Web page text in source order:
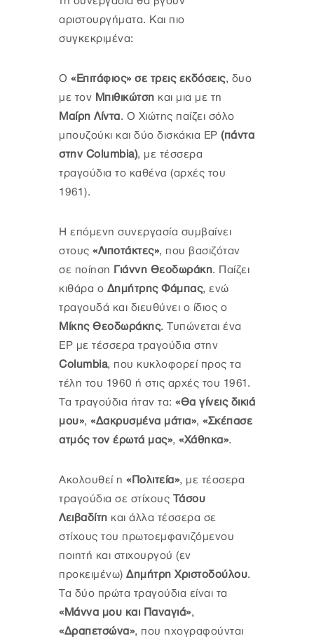
αριστουργήματα. Και πιο
συγκεκριμένα:
Ο «Επιτάφιος» σε τρεις εκδόσεις, δυο
με τον Μπιθικώτση και μια με τη
Μαίρη Λίντα. Ο Χιώτης παίζει σόλο
μπουζούκι και δύο δισκάκια EP (πάντα
στην Columbia), με τέσσερα
τραγούδια το καθένα (αρχές του
1961).
Η επόμενη συνεργασία συμβαίνει
στους «Λιποτάκτες», που βασιζόταν
σε ποίηση Γιάννη Θεοδωράκη. Παίζει
κιθάρα ο Δημήτρης Φάμπας, ενώ
τραγουδά και διευθύνει ο ίδιος ο
Μίκης Θεοδωράκης. Τυπώνεται ένα
EP με τέσσερα τραγούδια στην
Columbia, που κυκλοφορεί προς τα
τέλη του 1960 ή στις αρχές του 1961.
Τα τραγούδια ήταν τα: «Θα γίνεις δικιά
μου», «Δακρυσμένα μάτια», «Σκέπασε
ατμός τον έρωτά μας», «Χάθηκα».
Ακολουθεί η «Πολιτεία», με τέσσερα
τραγούδια σε στίχους Τάσου
Λειβαδίτη και άλλα τέσσερα σε
στίχους του πρωτοεμφανιζόμενου
ποιητή και στιχουργού (εν
προκειμένω) Δημήτρη Χριστοδούλου.
Τα δύο πρώτα τραγούδια είναι τα
«Μάννα μου και Παναγιά»,
«Δραπετσώνα», που ηχογραφούνται